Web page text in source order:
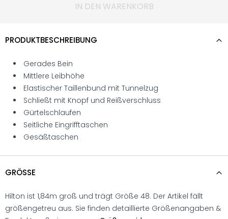
IN DEN WARENKORB
PRODUKTBESCHREIBUNG
Gerades Bein
Mittlere Leibhöhe
Elastischer Taillenbund mit Tunnelzug
Schließt mit Knopf und Reißverschluss
Gürtelschlaufen
Seitliche Eingrifftaschen
Gesäßtaschen
GRÖSSE
Hilton ist 1,84m groß und trägt Größe 48. Der Artikel fällt
größengetreu aus. Sie finden detaillierte Größenangaben &